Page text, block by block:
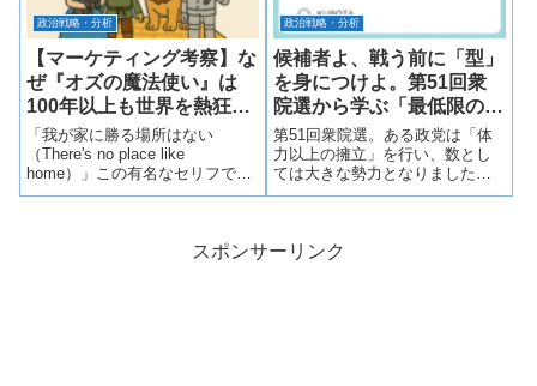
政治戦略・分析
【マーケティング考察】な
ぜ『オズの魔法使い』は
100年以上も世界を熱狂さ
せるのか？
「我が家に勝る場所はない
（There's no place like
home）」この有名なセリフで知
られる『オズの魔法使い』。単
の物語には「大衆の心を動か
政治戦略・分析
候補者よ、戦う前に「型」
を身につけよ。第51回衆
院選から学ぶ「最低限の事
前準備」
第51回衆院選。ある政党は「体
力以上の擁立」を行い、数とし
ては大きな勢力となりました。
しかし、その内実を覗けば、バ
自身も「選挙の戦い方」を知ら
スポンサーリンク